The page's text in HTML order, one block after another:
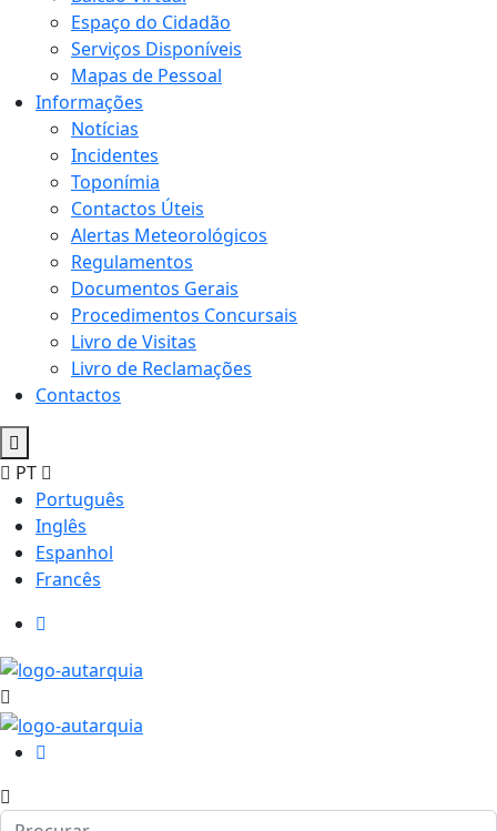
Espaço do Cidadão
Serviços Disponíveis
Mapas de Pessoal
Informações
Notícias
Incidentes
Toponímia
Contactos Úteis
Alertas Meteorológicos
Regulamentos
Documentos Gerais
Procedimentos Concursais
Livro de Visitas
Livro de Reclamações
Contactos
PT
Português
Inglês
Espanhol
Francês